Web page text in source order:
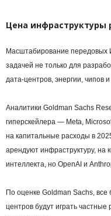
Цена инфраструктуры
Масштабирование передовых
задачей не только для
дата-центров, энергии, чипов
Аналитики Goldman Sachs
гиперскейлера — Meta,
на капитальные расходы в
арендуют инфраструктуру, на
интеллекта, но OpenAI и
По оценке Goldman Sachs,
центров будут играть